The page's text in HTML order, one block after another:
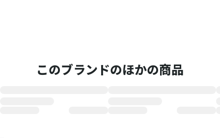
このブランドのほかの商品